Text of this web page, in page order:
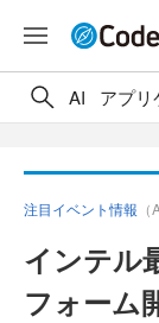
AI アプリ
注目イベント情報 （
インテル
フォーム